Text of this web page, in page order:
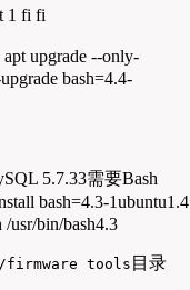
1 fi fi
upgrade --only-
bash=4.4-
5.7.33需要Bash
bash=4.3-1ubuntu1.4
/usr/bin/bash4.3
firmware tools 目录